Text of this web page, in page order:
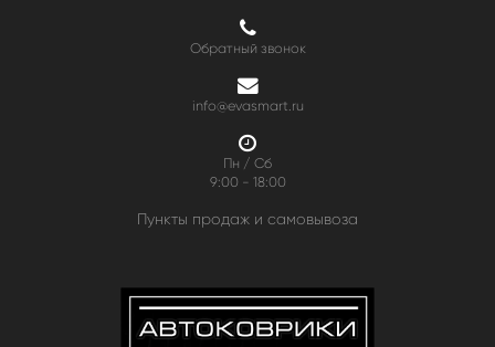
Обратный звонок
info@evasmart.ru
Пн / Сб
9:00 - 18:00
Пункты продаж и самовывоза